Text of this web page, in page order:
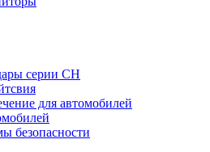
серии CH
для автомобилей
безопасности